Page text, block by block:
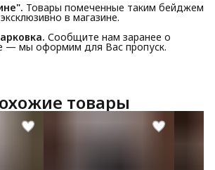
Товары помеченные таким бейджем
в магазине.
Сообщите нам заранее о
— мы оформим для Вас пропуск.
товары